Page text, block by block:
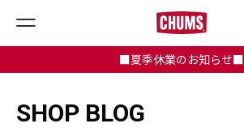
■夏季休業のお知らせ■
SHOP BLOG